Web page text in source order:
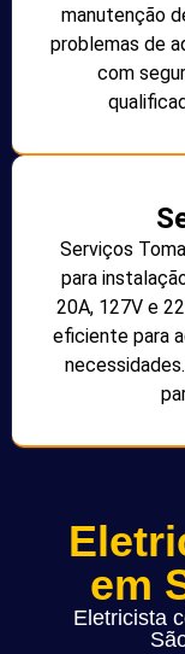
manutenção
problemas de
com
Serviços
para
20A, 127V e
eficiente para
em
Eletricista